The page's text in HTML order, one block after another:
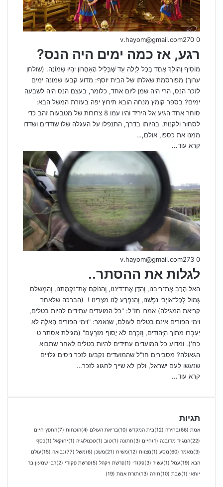
v.hayom@gmail.com 0
רגע, אז כמה ימים היה הנס?
מוֹסִיף וְהוֹלֵךְ אֶחָד בְּכָל לַיְלָה עַד שֶׁבְּלֵיל הָאַחֲרוֹן יִהְיוּ שְׁמוֹנָה. (שולחן
ערוך) מפורסמת שאלתו של הבית יוסף: מדוע קבעו שמונה ימים
לזכר הנס, הרי היה שמן ליום אחד, כלומר, בעצם הנס היה לשבעה
ימים? בספר קומץ מנחה הובא תירוץ יפה בעזרת המשל הבא:
סוחר אחד הגיע אל היריד והיו עמו 8 צרורות של מטבעות זהב כדי
לסחור ולקנות. בהיותו בדרך, התנפלו על העגלה שלו שודדים ושדדו
ממנו את כספו, אולם,…
קרא עוד...
v.hayom@gmail.com 0
לגלות את ההסתר..
הַאֵל הָרָב אֶת־רִיבֵנוּ, וְהַדָּן אֶת־דִּינֵנוּ, וְהַנּוֹקֵם אֶת־נִקְמָתֵנוּ, וְהַמְשַׁלֵּם
גְּמּוּל לְכָל־אוֹיְבֵי נַפְשֵׁנוּ, וְהַנִּפְרָע לָנוּ מִצָּרֵֽינוּ ! (הברכה שלאחר
קריאת המגילה) אמרו חז"ל: "כל המועדים עתידים להיות בטלים,
וימי הפורים אינם בטלים לעולם, שנאמר: "וִימֵי הַפּוּרִים הָאֵלֶּה לֹא
יַעַבְרוּ מִתּוֹךְ הַיְּהוּדִים, וְזִכְרָם לֹא יָסוּף מִזַּרְעָם" (מגילת אסתר ט
כח'). ומדוע כל המועדים עתידים להיות בטלים לאחר שתבוא
הגאולה? מסבירים חז"ל שהמועדים נקבעו לזכר ניסים גלויים
שנעשו לעם ישראל, ולכן לא שייך לחגוג לזכר…
קרא עוד...
תגיות
אמת (66) בחירה (12) בית המקדש (10) בריאת העולם (4) הוכחות (7)
החפץ חיים
(22)
המגיד מדובנה (1) חיים (3) חתונה (1) טוב (1) טכנולוגיה (1) יחזקאל (1)
כסף
(3)
מאמר (60) מסע (1) מצוות (12) משיח (21) משכן (6) משל (77) נבואה (15)
עולם
הבא (19) עמל (1) עשיר (3) פקודי (1) פרשת ויקהל (5) פרשת פקודי (2)
רבי שמעון בר
יוחאי (1) שבת (10) תורה (13) תורת אמת (19)